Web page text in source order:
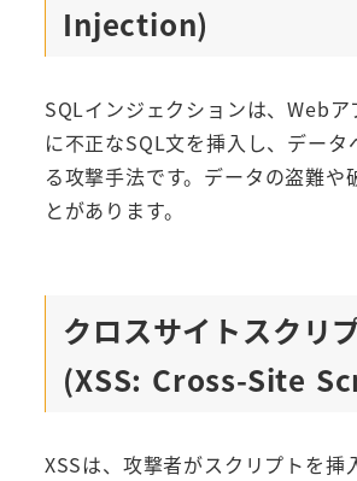
Injection)
SQLインジェクションは、Webア
に不正なSQL文を挿入し、データ
る攻撃手法です。データの盗難や
とがあります。
クロスサイトスクリ
(XSS: Cross-Site
XSSは、攻撃者がスクリプトを挿